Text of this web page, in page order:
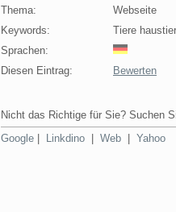
Thema:
Webseite
Keywords:
Tiere
Sprachen:
Diesen Eintrag:
Bewerten
Nicht das Richtige für Sie? Suchen
Google
Linkdino Web Yahoo